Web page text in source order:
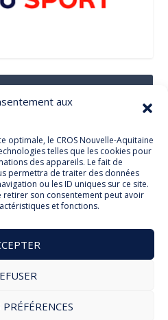
aux
optimale, le CROS Nouvelle-Aquitaine
telles que les cookies pour
des appareils. Le fait de
permettra de traiter des données
ou les ID uniques sur ce site.
retirer son consentement peut avoir
et fonctions.
Réseaux Sociaux
2026